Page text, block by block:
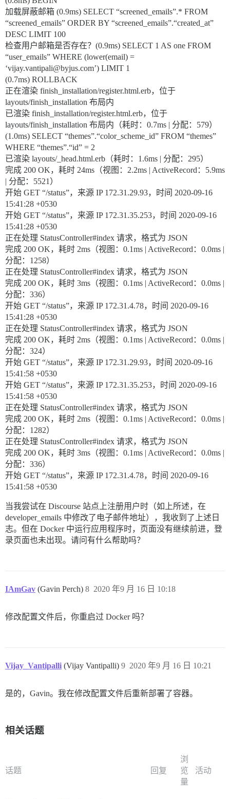
加载屏蔽邮箱 (0.9ms) SELECT “screened_emails”.* FROM
“screened_emails” ORDER BY “screened_emails”.“created_at”
DESC LIMIT 100
检查用户邮箱是否存在？(0.9ms) SELECT 1 AS one FROM
“user_emails” WHERE (lower(email) =
‘vijay.vantipali@byjus.com’) LIMIT 1
(0.7ms) ROLLBACK
正在渲染 finish_installation/register.html.erb，位于
layouts/finish_installation 布局内
已渲染 finish_installation/register.html.erb，位于
layouts/finish_installation 布局内（耗时：0.7ms | 分配：579）
(1.0ms) SELECT “themes”.“color_scheme_id” FROM “themes”
WHERE “themes”.“id” = 2
已渲染 layouts/_head.html.erb（耗时：1.6ms | 分配：295）
完成 200 OK，耗时 24ms（视图：2.2ms | ActiveRecord：5.9ms
| 分配：5521）
开始 GET “/status”，来源 IP 172.31.29.93，时间 2020-09-16
15:41:28 +0530
开始 GET “/status”，来源 IP 172.31.35.253，时间 2020-09-16
15:41:28 +0530
正在处理 StatusController#index 请求，格式为 JSON
完成 200 OK，耗时 2ms（视图：0.1ms | ActiveRecord：0.0ms |
分配：1258）
正在处理 StatusController#index 请求，格式为 JSON
完成 200 OK，耗时 3ms（视图：0.1ms | ActiveRecord：0.0ms |
分配：336）
开始 GET “/status”，来源 IP 172.31.4.78，时间 2020-09-16
15:41:28 +0530
正在处理 StatusController#index 请求，格式为 JSON
完成 200 OK，耗时 2ms（视图：0.1ms | ActiveRecord：0.0ms |
分配：324）
开始 GET “/status”，来源 IP 172.31.29.93，时间 2020-09-16
15:41:58 +0530
开始 GET “/status”，来源 IP 172.31.35.253，时间 2020-09-16
15:41:58 +0530
正在处理 StatusController#index 请求，格式为 JSON
完成 200 OK，耗时 2ms（视图：0.1ms | ActiveRecord：0.0ms |
分配：1282）
正在处理 StatusController#index 请求，格式为 JSON
完成 200 OK，耗时 3ms（视图：0.1ms | ActiveRecord：0.0ms |
分配：336）
开始 GET “/status”，来源 IP 172.31.4.78，时间 2020-09-16
15:41:58 +0530
当我尝试在 Discourse 站点上注册用户时（如上所述，在
developer_emails 中修改了电子邮件地址），我收到了上述日
志。但在 Docker 中运行应用程序时，页面没有继续前进，登
录页面也未出现。请问有什么帮助吗？
IAmGav (Gavin Perch) 2020 年9 月 16 日 10:18
8
修改配置文件后，你重启过 Docker 吗？
Vijay_Vantipalli (Vijay Vantipalli) 2020 年9 月 16 日 10:21
9
是的，Gavin。我在修改配置文件后重新部署了容器。
相关话题
话题 回复
浏
览
量
活动